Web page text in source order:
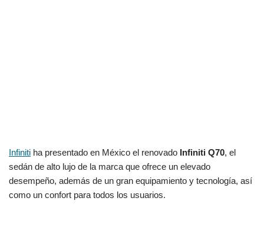
Infiniti ha presentado en México el renovado Infiniti Q70, el
sedán de alto lujo de la marca que ofrece un elevado
desempeño, además de un gran equipamiento y tecnología, así
como un confort para todos los usuarios.